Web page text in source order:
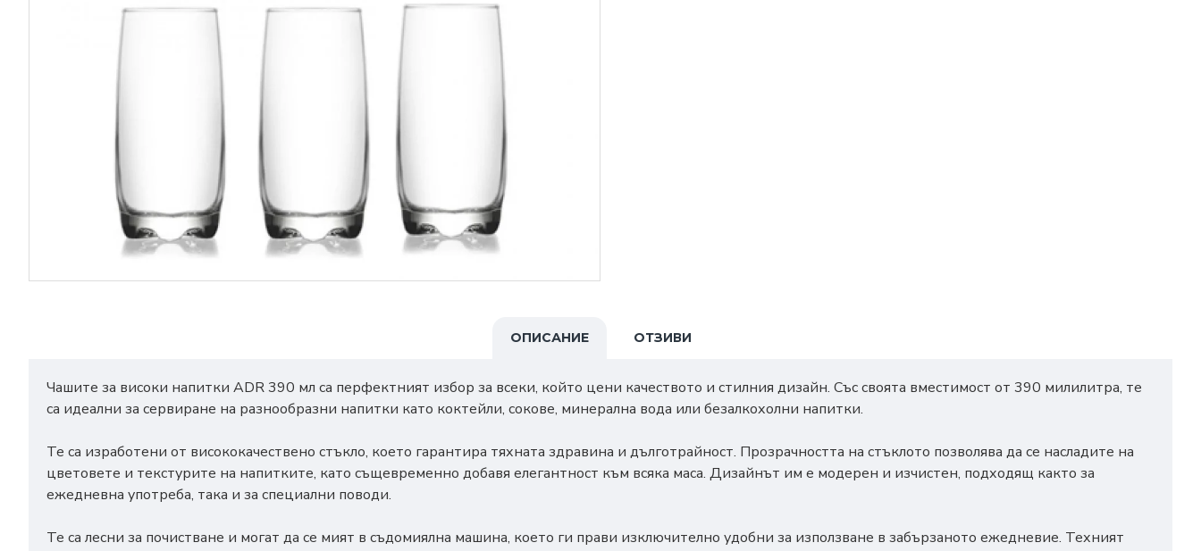
ОПИСАНИЕ ОТЗИВИ
Чашите за високи напитки ADR 390 мл са перфектният избор за всеки, който цени качеството и стилния дизайн. Със своята вместимост от 390 милилитра, те
са идеални за сервиране на разнообразни напитки като коктейли, сокове, минерална вода или безалкохолни напитки.
Те са изработени от висококачествено стъкло, което гарантира тяхната здравина и дълготрайност. Прозрачността на стъклото позволява да се насладите на
цветовете и текстурите на напитките, като същевременно добавя елегантност към всяка маса. Дизайнът им е модерен и изчистен, подходящ както за
ежедневна употреба, така и за специални поводи.
Те са лесни за почистване и могат да се мият в съдомиялна машина, което ги прави изключително удобни за използване в забързаното ежедневие. Техният